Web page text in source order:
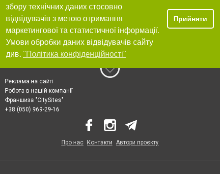
збору технічних даних стосовно
відвідувачів з метою отримання
маркетингової та статистичної інформації.
Умови обробки даних відвідувачів сайту
див. "Політика конфіденційності"
Прийняти
Реклама на сайті
Робота в нашій компанії
Франшиза "CitySites"
+38 (050) 969-29-16
Про нас Контакти Автори проєкту